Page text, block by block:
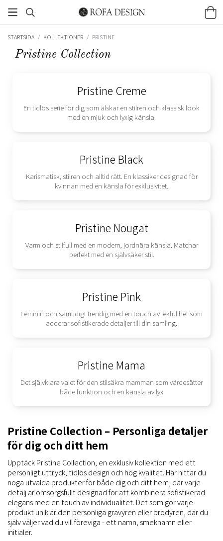
STARTSIDA / KOLLEKTIONER / PRISTINE
Pristine Collection
Pristine Creme
En tidlös serie för dig som älskar en stilren och klassisk look
med en mjuk och lyxig känsla.
Pristine Black
Karismatisk, stilren och alltid rätt. En klassiker designad för
kvinnan med en känsla för exklusivitet.
Pristine Nougat
Varm och stilfull med en modern, jordnära känsla. Matchar
perfekt med en självsäker stil.
Pristine Pink
Feminin och samtidigt trendig med en touch av lekfullhet som
adderar sofistikerade detaljer till din samling.
Pristine Mama
Det självklara valet för den stilsäkra mamman som värdesätter
både funktion och en känsla av lyx
Pristine Collection – Personliga detaljer
för dig och ditt hem
Upptäck Pristine Collection, en exklusiv kollektion med ett
personligt uttryck, tidlös design och hög kvalitet. Här hittar du
noga utvalda produkter för både dig och ditt hem, där varje
detalj är omsorgsfullt designad för att kombinera sofistikerad
elegans med en touch av individualitet. Det som gör varje
produkt unik är den personliga gravyren eller brodyren, där du
själv väljer vad du vill föreviga - ett namn, smeknamn eller
initialer.